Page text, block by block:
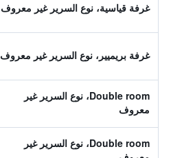
غرفة قياسية، نوع السرير غير معروف
غرفة بريميير، نوع السرير غير معروف
Double room، نوع السرير غير
معروف
Double room، نوع السرير غير